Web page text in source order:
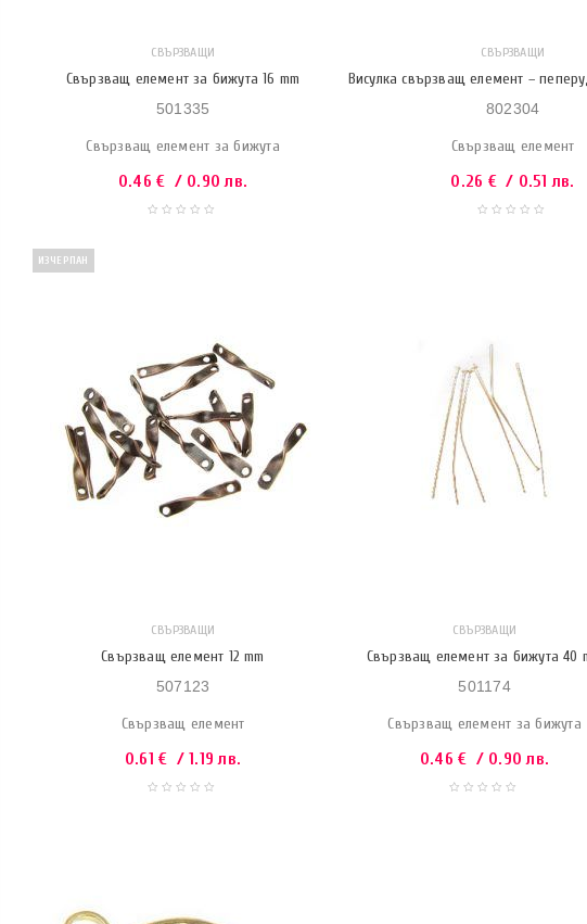
СВЪРЗВАЩИ
Свързващ елемент за бижута 16 mm
501335
Свързващ елемент за бижута
0.46€ / 0.90 лв.
СВЪРЗВАЩИ
Висулка свързващ елемент –
802304
Свързващ елемент
0.26 € / 0.51 лв.
ИЗЧЕРПАН
СВЪРЗВАЩИ
Свързващ елемент 12 mm
507123
Свързващ елемент
0.61€ / 1.19 лв.
СВЪРЗВАЩИ
Свързващ елемент за бижута 40
501174
Свързващ елемент за бижута
0.46€ / 0.90 лв.